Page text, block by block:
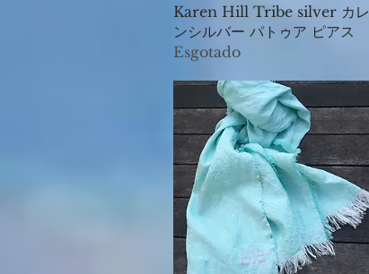
Visualização rápida
Karen Hill Tribe silver カレ
ンシルバー パトゥア ピアス
Esgotado